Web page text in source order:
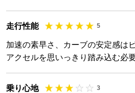
走行性能 5
加速の素早さ、カーブの安定感は
アクセルを思いっきり踏み込む必
乗り心地 3